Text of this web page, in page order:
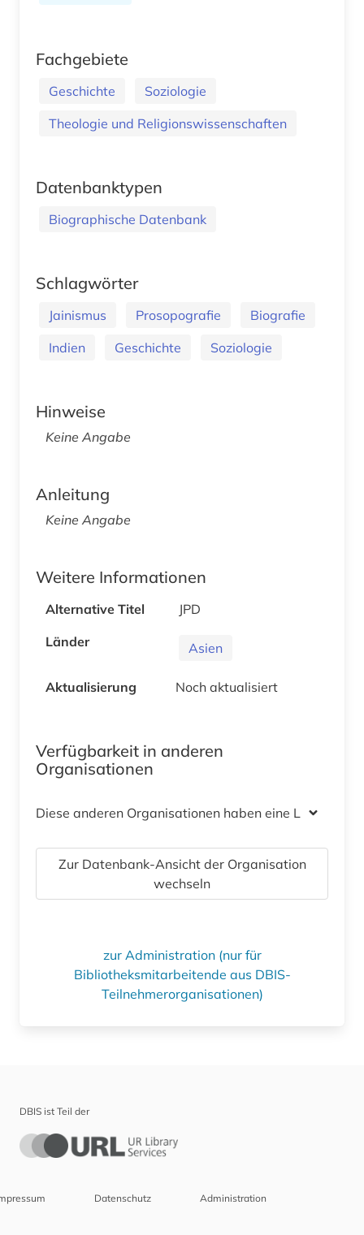
Fachgebiete
Geschichte
Soziologie
Theologie und Religionswissenschaften
Datenbanktypen
Biographische Datenbank
Schlagwörter
Jainismus Prosopografie
Biografie
Indien
Geschichte Soziologie
Hinweise
Keine Angabe
Anleitung
Keine Angabe
Weitere Informationen
Alternative Titel
JPD
Länder
Asien
Aktualisierung Noch aktualisiert
Verfügbarkeit in anderen
Organisationen
Diese anderen Organisationen haben eine Lizenz
Zur Datenbank-Ansicht der Organisation
wechseln
zur Administration (nur für
Bibliotheksmitarbeitende aus DBIS-
Teilnehmerorganisationen)
DBIS ist Teil der
Datenschutz Administration